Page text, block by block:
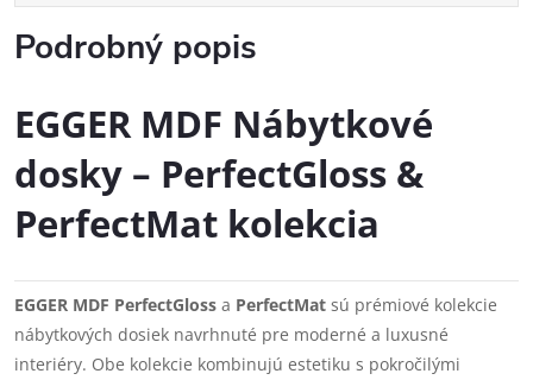
Podrobný popis
EGGER MDF Nábytkové
dosky – PerfectGloss &
PerfectMat kolekcia
EGGER MDF PerfectGloss a PerfectMat sú prémiové kolekcie
nábytkových dosiek navrhnuté pre moderné a luxusné
interiéry. Obe kolekcie kombinujú estetiku s pokročilými